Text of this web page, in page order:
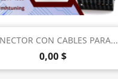
CON CABLES PARA...
0,00 $